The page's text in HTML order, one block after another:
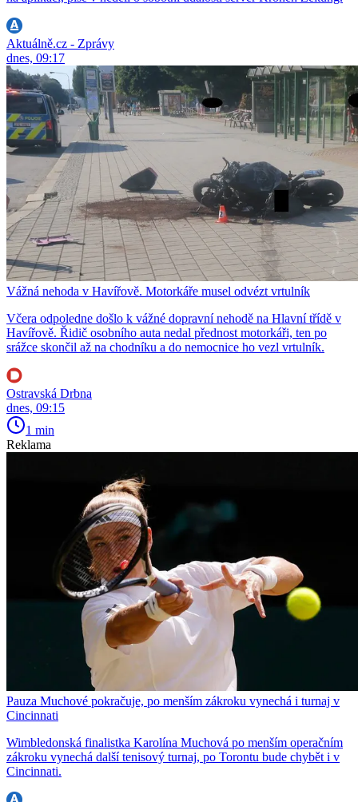
Aktuálně.cz - Zprávy
dnes, 09:17
Vážná nehoda v Havířově. Motorkáře musel odvézt vrtulník
Včera odpoledne došlo k vážné dopravní nehodě na Hlavní třídě v
Havířově. Řidič osobního auta nedal přednost motorkáři, ten po
srážce skončil až na chodníku a do nemocnice ho vezl vrtulník.
Ostravská Drbna
dnes, 09:15
1 min
Reklama
Pauza Muchové pokračuje, po menším zákroku vynechá i turnaj v
Cincinnati
Wimbledonská finalistka Karolína Muchová po menším operačním
zákroku vynechá další tenisový turnaj, po Torontu bude chybět i v
Cincinnati.